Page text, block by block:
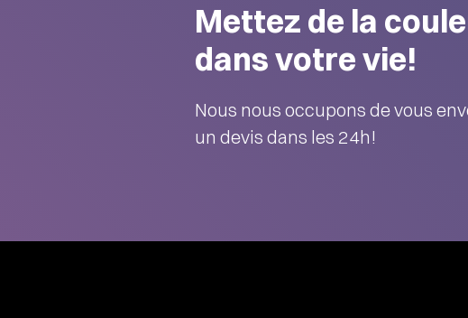
Mettez de la
dans votre vie!
Nous nous occupons de vous
un devis dans les 24h!